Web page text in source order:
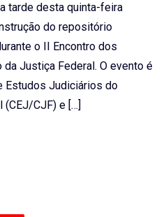
tarde desta quinta-feira
do repositório
o II Encontro dos
Justiça Federal. O evento é
Estudos Judiciários do
CJF) e […]